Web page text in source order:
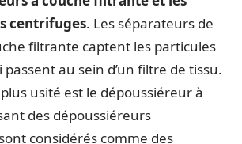
centrifuges. Les séparateurs de
filtrante captent les particules
passent au sein d’un filtre de tissu.
usité est le dépoussiéreur à
des dépoussiéreurs
considérés comme des